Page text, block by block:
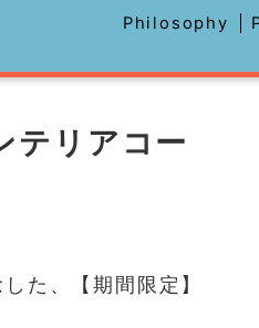
佳 インテリア
Philosophy
テリアコー
た、【期間限定】